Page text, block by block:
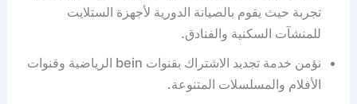
تجربة حيث يقوم بالصيانة الدورية لأجهزة الستلايت
للمنشآت السكنية والفنادق.
نؤمن خدمة تجديد الاشتراك بقنوات bein الرياضية وقنوات
الأفلام والمسلسلات المتنوعة.